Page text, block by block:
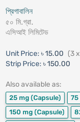
প্রিগাবালিন
৫০ মি.গ্রা.
এসিআই লিমিটেড
Unit Price: ৳ 15.00 (3
Strip Price: ৳ 150.00
Also available as:
25 mg (Capsule) 75
150 mg (Capsule)